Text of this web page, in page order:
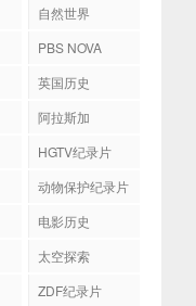
自然世界
PBS NOVA
英国历史
阿拉斯加
HGTV纪录片
动物保护纪录片
电影历史
太空探索
ZDF纪录片